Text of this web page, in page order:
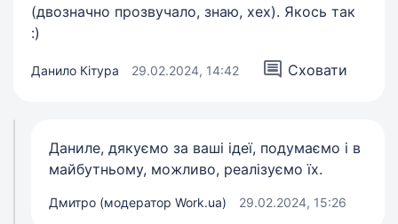
(двозначно прозвучало, знаю, хех). Якось так
:)
Данило Кітура 29.02.2024, 14:42 Сховати
Даниле, дякуємо за ваші ідеї, подумаємо і в
майбутньому, можливо, реалізуємо їх.
Дмитро (модератор Work.ua) 29.02.2024, 15:26